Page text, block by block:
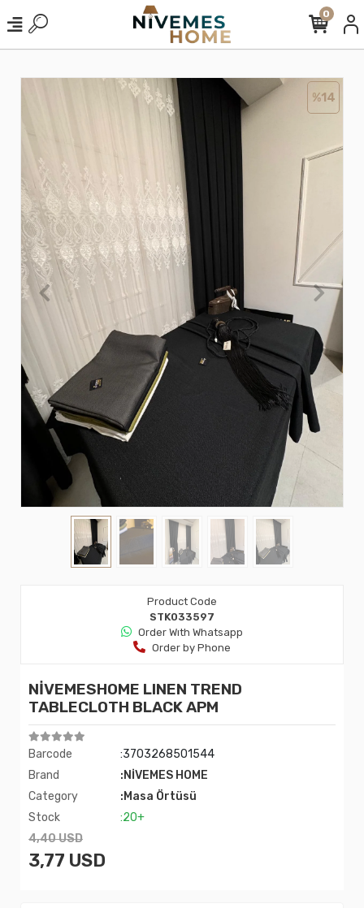
0
%14
Product Code
STK033597
Order Wıth Whatsapp
Order by Phone
NİVEMESHOME LINEN TREND
TABLECLOTH BLACK APM
Barcode
:3703268501544
Brand
:NİVEMES HOME
Category
:Masa Örtüsü
Stock
:20+
4,40 USD
3,77 USD